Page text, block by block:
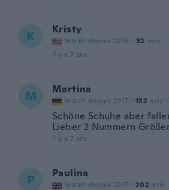
K Kristy
Inscrit depuis 2015 · 32 avis
il y a 7 ans
M Martina
Inscrit depuis 2017 · 132 avis ·
Schöne Schuhe aber
Lieber 2 Nummern
il y a 7 ans
P Paulina
Inscrit depuis 2017 · 202 avis